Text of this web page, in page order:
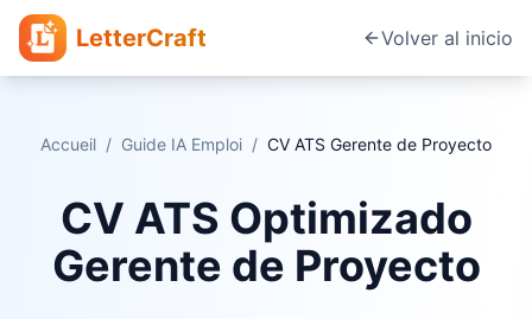
LetterCraft Volver al inicio
Accueil / Guide IA Emploi / CV ATS Gerente de Proyecto
CV ATS Optimizado
Gerente de Proyecto